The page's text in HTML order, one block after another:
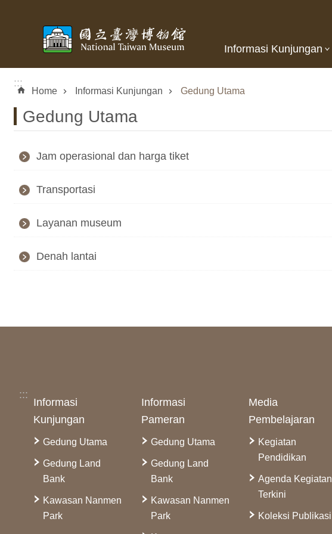
Informasi Kunjungan
:::
Home Informasi Kunjungan Gedung Utama
Gedung Utama
Jam operasional dan harga tiket
Transportasi
Layanan museum
Denah lantai
:::
Informasi
Kunjungan
Gedung Utama
Gedung Land
Bank
Kawasan Nanmen
Park
Informasi
Pameran
Gedung Utama
Gedung Land
Bank
Kawasan Nanmen
Park
Media
Pembelajaran
Kegiatan
Pendidikan
Agenda Kegiatan
Terkini
Koleksi Publikasi